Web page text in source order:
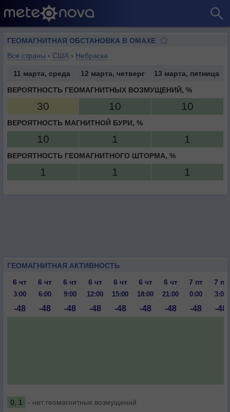
ГЕОМАГНИТНАЯ ОБСТАНОВКА В ОМАХЕ
Все страны › США › Небраска
11 марта, среда 12 марта, четверг
13 марта, пятница
ВЕРОЯТНОСТЬ ГЕОМАГНИТНЫХ ВОЗМУЩЕНИЙ, %
30 10 10
ВЕРОЯТНОСТЬ МАГНИТНОЙ БУРИ, %
10 1 1
ВЕРОЯТНОСТЬ ГЕОМАГНИТНОГО ШТОРМА, %
1 1 1
ГЕОМАГНИТНАЯ АКТИВНОСТЬ
6 чт
6 чт 6 чт 6 чт 6 чт 6 чт 6 чт 7 пт 7 пт
3:00 6:00 9:00 12:00 15:00 18:00 21:00 0:00 3:00
-48 -48 -48 -48 -48 -48 -48 -48 -48
0, 1
- нет геомагнитных возмущений